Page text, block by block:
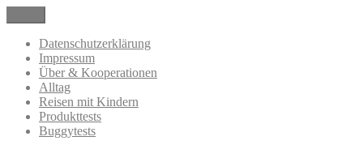
Inhalt
springen
BloggerMumOf3Boys Mamablog
Mamablog über das Leben mit drei Kindern mit Produkttests und
Alltagsthemen
Datenschutzerklärung
Impressum
Über & Kooperationen
Alltag
Reisen mit Kindern
Produkttests
Buggytests